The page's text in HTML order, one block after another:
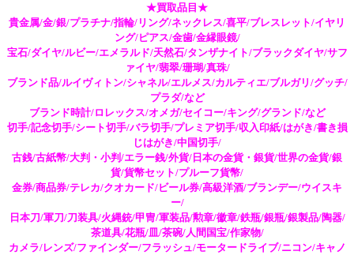
★買取品目★
貴金属/金/銀/プラチナ/指輪/リング/ネックレス/喜平/ブレスレット/イヤリ
ング/ピアス/金歯/金縁眼鏡/
宝石/ダイヤ/ルビー/エメラルド/天然石/タンザナイト/ブラックダイヤ/サフ
ァイヤ/翡翠/珊瑚/真珠/
ブランド品/ルイヴィトン/シャネル/エルメス/カルティエ/ブルガリ/グッチ/
プラダ/など
ブランド時計/ロレックス/オメガ/セイコー/キング/グランド/など
切手/記念切手/シート切手/バラ切手/プレミア切手/収入印紙/はがき/書き損
じはがき/中国切手/
古銭/古紙幣/大判・小判/エラー銭/外貨/日本の金貨・銀貨/世界の金貨/銀
貨/貨幣セット/プルーフ貨幣/
金券/商品券/テレカ/クオカード/ビール券/高級洋酒/ブランデー/ウイスキ
ー/
日本刀/軍刀/刀装具/火縄銃/甲冑/軍装品/勲章/徽章/鉄瓶/銀瓶/銀製品/陶器/
茶道具/花瓶/皿/茶碗/人間国宝/作家物/
カメラ/レンズ/ファインダー/フラッシュ/モータードライブ/ニコン/キャノ